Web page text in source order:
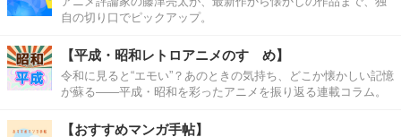
自の切り口でピックアップ。
【平成・昭和レトロアニメのすゝめ】
令和に見ると“エモい”？あのときの気持ち、どこか懐かしい記憶
が蘇る――平成・昭和を彩ったアニメを振り返る連載コラム。
【おすすめマンガ手帖】